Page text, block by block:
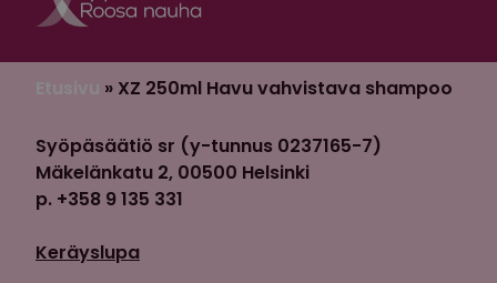
» XZ 250ml Havu vahvistava shampoo
Syöpäsäätiö sr (y-tunnus 0237165-7)
Mäkelänkatu 2, 00500 Helsinki
p. +358 9 135 331
Keräyslupa